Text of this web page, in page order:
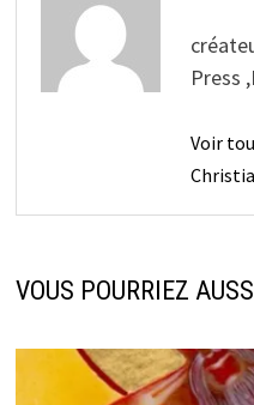
Press
Voir
VOUS POURRIEZ